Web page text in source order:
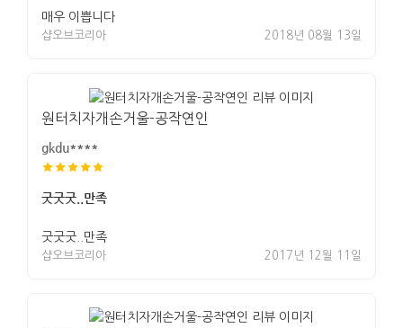
매우 이쁩니다
샵오브코리아 2018년 08월 13일
원터치자개손거울-공작연인
gkdu****
굿굿굿..만족
굿굿굿..만족
샵오브코리아 2017년 12월 11일